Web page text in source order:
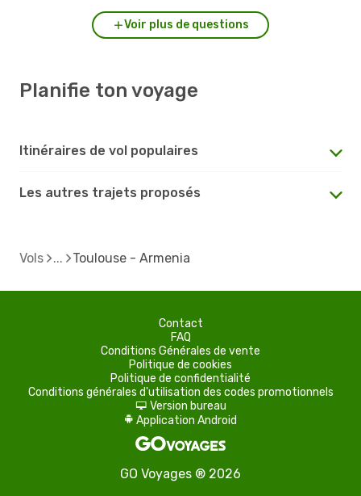
Voir plus de questions
Planifie ton voyage
Itinéraires de vol populaires
Les autres trajets proposés
Vols Toulouse - Armenia
Contact
FAQ
Conditions Générales de vente
Politique de cookies
Politique de confidentialité
Conditions générales d'utilisation des codes promotionnels
d Version bureau
A Application Android
GO Voyages ® 2026